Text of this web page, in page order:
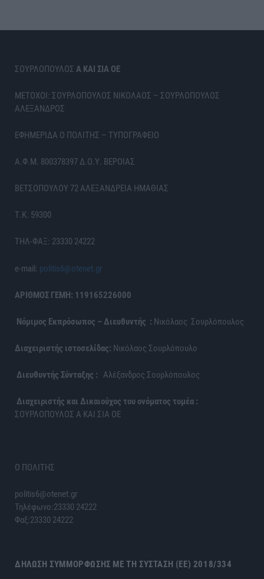
ΣΟΥΡΛΟΠΟΥΛΟΣ Α ΚΑΙ ΣΙΑ ΟΕ
ΜΕΤΟΧΟΙ: ΣΟΥΡΛΟΠΟΥΛΟΣ ΝΙΚΟΛΑΟΣ – ΣΟΥΡΛΟΠΟΥΛΟΣ
ΑΛΕΞΑΝΔΡΟΣ
ΕΦΗΜΕΡΙΔΑ Ο ΠΟΛΙΤΗΣ – ΤΥΠΟΓΡΑΦΕΙΟ
Α.Φ.Μ. 800378397 Δ.Ο.Υ. ΒΕΡΟΙΑΣ
ΒΕΤΣΟΠΟΥΛΟΥ 72 ΑΛΕΞΑΝΔΡΕΙΑ ΗΜΑΘΙΑΣ
Τ.Κ. 59300
ΤΗΛ-ΦΑΞ: 23330 24222
e-mail: politis6@otenet.gr
ΑΡΙΘΜΟΣ ΓΕΜΗ: 119165226000
Νόμιμος Εκπρόσωπος – Διευθυντής : Νικόλαος Σουρλόπουλος
Διαχειριστής ιστοσελίδας: Νικόλαος Σουρλόπουλο
Διευθυντής Σύνταξης : Αλέξανδρος Σουρλόπουλος
Διαχειριστής και Δικαιούχος του ονόματος τομέα :
ΣΟΥΡΛΟΠΟΥΛΟΣ Α ΚΑΙ ΣΙΑ ΟΕ
Ο ΠΟΛΙΤΗΣ
politis6@otenet.gr
Τηλέφωνο:23330 24222
Φαξ:23330 24222
ΔΉΛΩΣΗ ΣΥΜΜΌΡΦΩΣΗΣ ΜΕ ΤΗ ΣΎΣΤΑΣΗ (ΕΕ) 2018/334